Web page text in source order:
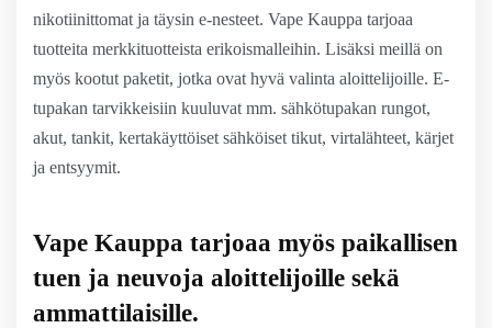
nikotiinittomat ja täysin e-nesteet. Vape Kauppa tarjoaa
tuotteita merkkituotteista erikoismalleihin. Lisäksi meillä on
myös kootut paketit, jotka ovat hyvä valinta aloittelijoille. E-
tupakan tarvikkeisiin kuuluvat mm. sähkötupakan rungot,
akut, tankit, kertakäyttöiset sähköiset tikut, virtalähteet, kärjet
ja entsyymit.
Vape Kauppa tarjoaa myös paikallisen
tuen ja neuvoja aloittelijoille sekä
ammattilaisille.